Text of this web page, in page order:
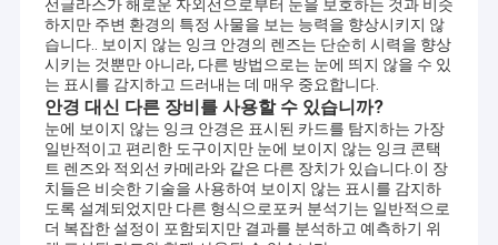
선글라스가 해로운 자외선으로부터 눈을 보호하는 것과 비슷
하지만 주변 환경의 특정 사물을 보는 능력을 향상시키지 않
습니다.. 보이지 않는 잉크 안경의 렌즈는 단순히 시력을 향상
시키는 것뿐만 아니라, 다른 방법으로는 눈에 띄지 않을 수 있
는 표시를 감지하고 드러내는 데 매우 중요합니다.
안경 대신 다른 장비를 사용할 수 있습니까?
눈에 보이지 않는 잉크 안경은 표시된 카드를 탐지하는 가장
일반적이고 편리한 도구이지만 눈에 보이지 않는 잉크 콘택
트 렌즈와 적외선 카메라와 같은 다른 장치가 있습니다.이 장
치들은 비슷한 기술을 사용하여 보이지 않는 표시를 감지하
도록 설계되었지만 다른 형식으로포커 분석기는 일반적으로
더 복잡한 설정이 포함되지만 결과를 분석하고 예측하기 위